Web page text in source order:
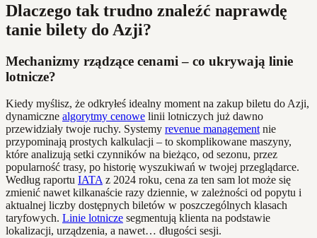
Dlaczego tak trudno znaleźć naprawdę
tanie bilety do Azji?
Mechanizmy rządzące cenami – co ukrywają linie
lotnicze?
Kiedy myślisz, że odkryłeś idealny moment na zakup biletu do Azji,
dynamiczne algorytmy cenowe linii lotniczych już dawno
przewidziały twoje ruchy. Systemy revenue management nie
przypominają prostych kalkulacji – to skomplikowane maszyny,
które analizują setki czynników na bieżąco, od sezonu, przez
popularność trasy, po historię wyszukiwań w twojej przeglądarce.
Według raportu IATA z 2024 roku, cena za ten sam lot może się
zmienić nawet kilkanaście razy dziennie, w zależności od popytu i
aktualnej liczby dostępnych biletów w poszczególnych klasach
taryfowych. Linie lotnicze segmentują klienta na podstawie
lokalizacji, urządzenia, a nawet… długości sesji.